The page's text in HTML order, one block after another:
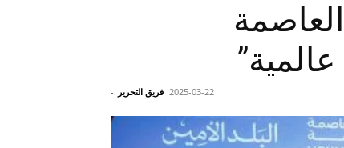
فريق التحرير - 2025-03-22